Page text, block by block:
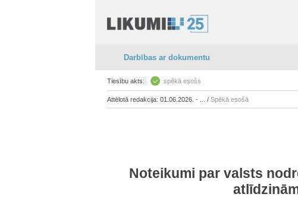
Darbības ar dokumentu
Tiesību akts: spēkā esošs
Attēlotā redakcija: 01.06.2026. - ... / Spēkā esošā
Noteikumi par valsts